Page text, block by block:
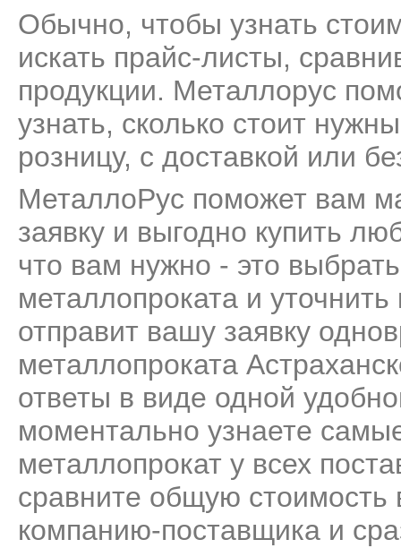
Обычно, чтобы узнать
искать прайс-листы,
продукции. Металлорус
узнать, сколько стоит
розницу, с доставкой или
МеталлоРус поможет вам
заявку и выгодно купить
что вам нужно - это
металлопроката и
отправит вашу заявку
металлопроката
ответы в виде одной
моментально узнаете
металлопрокат у всех
сравните общую стоимость
компанию-поставщика и